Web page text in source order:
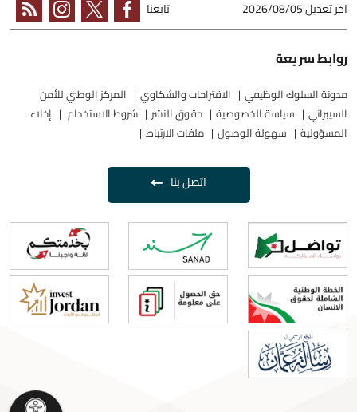
اخر تعديل2026/08/05 تابعنا
روابط سريعة
مدونة السلوك الوظيفي الاقتراحات والشكاوي
المركز الوطني للأمن
السيبراني
سياسة الخصوصية حقوق النشر شروط الاستخدام
إخلاء
المسؤولية
سهولة الوصول ملفات الارتباط
اتصل بنا